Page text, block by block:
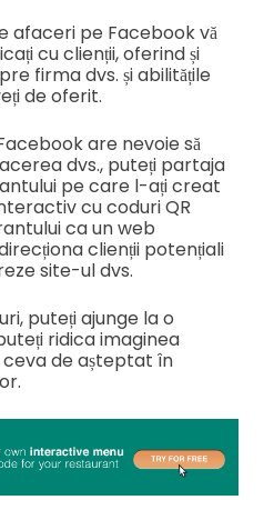
afaceri pe Facebook vă
cu clienții, oferind și
firma dvs. și abilitățile
de oferit.
are nevoie să
dvs., puteți partaja
pe care l-ați creat
cu coduri QR
ca un web
clienții potențiali
site-ul dvs.
puteți ajunge la o
ridica imaginea
de așteptat în